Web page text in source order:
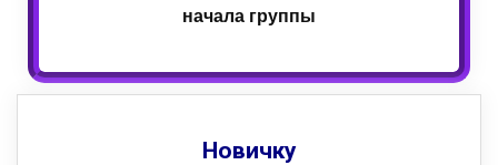
начала группы
Новичку